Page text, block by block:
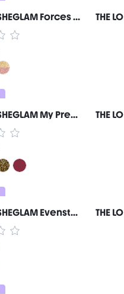
THE LORD OF THE RINGS | SHEGLAM Forces of Fate | Lidschatten Duo-Hope & Sacrifice Marken-Schönheit Kosmetik Make-up für Frauen und Mädchen
THE LORD OF THE RINGS | SHEGLAM My Preciousss Lipgloss-Rohan™ Marken-Schönheit Kosmetik Make-up für Frauen und Mädchen
THE LORD OF THE RINGS | SHEGLAM Evenstar Glow Highlighter Marken-Schönheit Kosmetik Make-up für Frauen und Mädchen